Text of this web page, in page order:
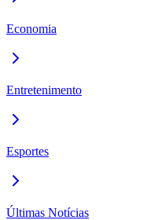
Economia
Entretenimento
Esportes
Últimas Notícias